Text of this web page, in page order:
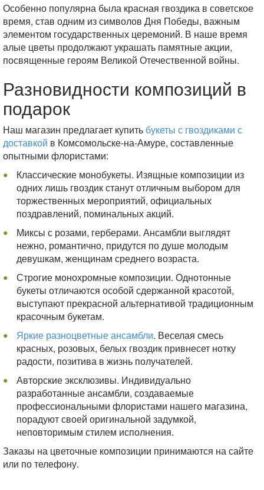
Особенно популярна была красная гвоздика в советское
время, став одним из символов Дня Победы, важным
элементом государственных церемоний. В наше время
алые цветы продолжают украшать памятные акции,
посвященные героям Великой Отечественной войны.
Разновидности композиций в
подарок
Наш магазин предлагает купить букеты с гвоздиками с
доставкой в Комсомольске-на-Амуре, составленные
опытными флористами:
Классические монобукеты. Изящные композиции из
одних лишь гвоздик станут отличным выбором для
торжественных мероприятий, официальных
поздравлений, поминальных акций.
Миксы с розами, герберами. Ансамбли выглядят
нежно, романтично, придутся по душе молодым
девушкам, женщинам среднего возраста.
Строгие монохромные композиции. Однотонные
букеты отличаются особой сдержанной красотой,
выступают прекрасной альтернативой традиционным
красочным букетам.
Яркие разноцветные ансамбли. Веселая смесь
красных, розовых, белых гвоздик привнесет нотку
радости, позитива в жизнь получателей.
Авторские эксклюзивы. Индивидуально
разработанные ансамбли, создаваемые
профессиональными флористами нашего магазина,
порадуют своей оригинальной задумкой,
неповторимым стилем исполнения.
Заказы на цветочные композиции принимаются на сайте
или по телефону.